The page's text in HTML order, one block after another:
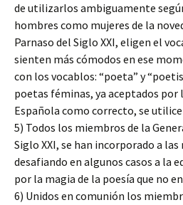
de utilizarlos ambiguamente
hombres como mujeres de la
Parnaso del Siglo XXI, eligen el
sienten más cómodos en ese
con los vocablos: “poeta” y
poetas féminas, ya aceptados por
Española como correcto, se
5) Todos los miembros de la
Siglo XXI, se han incorporado a
desafiando en algunos casos a la
por la magia de la poesía que no
6) Unidos en comunión los